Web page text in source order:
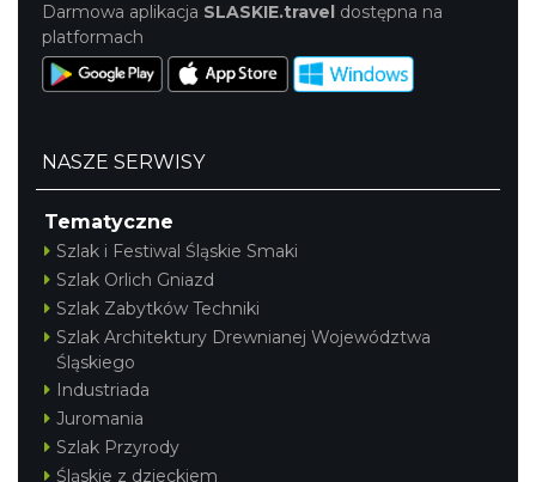
Darmowa aplikacja SLASKIE.travel dostępna na
platformach
NASZE SERWISY
Tematyczne
Szlak i Festiwal Śląskie Smaki
Szlak Orlich Gniazd
Szlak Zabytków Techniki
Szlak Architektury Drewnianej Województwa
Śląskiego
Industriada
Juromania
Szlak Przyrody
Śląskie z dzieckiem